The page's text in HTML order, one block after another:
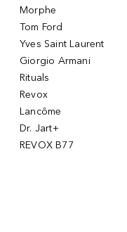
Morphe
Tom Ford
Yves Saint Laurent
Giorgio Armani
Rituals
Revox
Lancôme
Dr. Jart+
REVOX B77